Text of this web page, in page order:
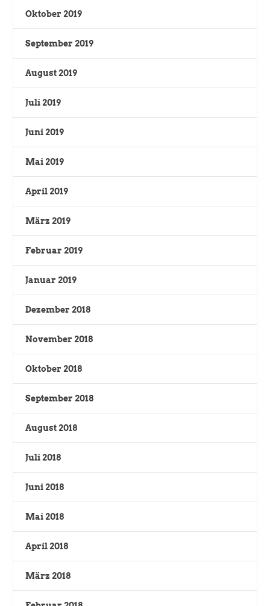
Oktober 2019
September 2019
August 2019
Juli 2019
Juni 2019
Mai 2019
April 2019
März 2019
Februar 2019
Januar 2019
Dezember 2018
November 2018
Oktober 2018
September 2018
August 2018
Juli 2018
Juni 2018
Mai 2018
April 2018
März 2018